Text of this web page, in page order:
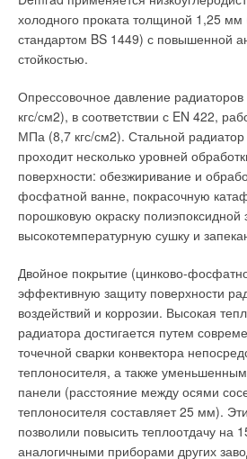
холодного проката толщиной 1,25 мм
стандартом BS 1449) с повышенной
стойкостью.
Опрессовочное давление
кгс/см2), в соответствии с EN 422,
МПа (8,7 кгс/см2). Стальной
проходит несколько уровней
поверхности: обезжиривание и
фосфатной ванне, покрасочную
порошковую окраску
высокотемпературную сушку и
Двойное покрытие (цинково-
эффективную защиту поверхности
воздействий и коррозии. Высокая
радиатора достигается путем
точечной сварки конвектора
теплоносителя, а также
панели (расстояние между осями
теплоносителя составляет 25 мм).
позволили повысить теплоотдачу на
аналогичными приборами других
экономически выгодным. Обычно
помещения оборудуются
системой.
Ее эффективность при удалении
концентрирующихся в нижних
прочих токсичных продуктов от
низка. Принцип ее работы,
загрязненного воздуха притоком
подразумевает, во-первых, большую
значит и энергопотребление. Во-
года приточная вентиляция создает
В отличие от общеобменной
вытяжки позволяет удалить до 100%
непосредственно в месте их
дыхания рабочего. Поскольку она
объем воздуха, в системе
оборудование меньшей мощности,
снижает затраты на проведение
ремонтных работ. Измерения
монтажа системы местной вытяжки
постоянной рабочей температуре и
переменную нагрузку.
КПД работы, но об этом после. В
практически всегда имеют
по температуре теплоносителя, так и
теплоносителя, но нам надо, чтобы
температуру теплоносителя в котле и
теплоносителя через котел.
То что насосы стоят в обратной линии
широко применялись) по паспорту
теплоноситель с температурой до
Где стоят насосы — в обратной или
зависит от проектных решений и
чтобы насосы по паспорту
теплоносителя, было обеспечено
производительность насосов должна
паспортным данным.